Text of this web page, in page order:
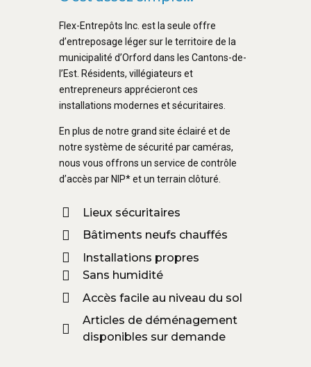
Flex-Entrepôts Inc. est la seule offre
d’entreposage léger sur le territoire de la
municipalité d’Orford dans les Cantons-de-
l’Est. Résidents, villégiateurs et
entrepreneurs apprécieront ces
installations modernes et sécuritaires.
En plus de notre grand site éclairé et de
notre système de sécurité par caméras,
nous vous offrons un service de contrôle
d’accès par NIP* et un terrain clôturé.
Lieux sécuritaires
Bâtiments neufs chauffés
Installations propres
Sans humidité
Accès facile au niveau du sol
Articles de déménagement
disponibles sur demande